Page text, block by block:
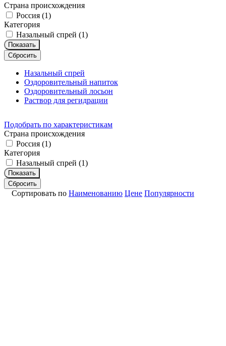
Страна происхождения
Россия (1)
Категория
Назальный спрей (1)
Показать
Сбросить
Назальный спрей
Оздоровительный напиток
Оздоровительный лосьон
Раствор для регидрации
Подобрать по характеристикам
Страна происхождения
Россия (1)
Категория
Назальный спрей (1)
Показать
Сбросить
Сортировать по Наименованию Цене Популярности